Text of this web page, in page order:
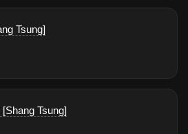
Tsung]
Tsung]